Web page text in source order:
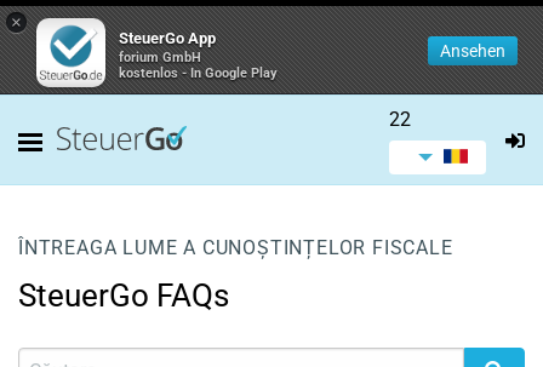
×
SteuerGo App
forium GmbH
kostenlos - In Google Play
Ansehen
22
ÎNTREAGA LUME A CUNOȘTINȚELOR FISCALE
SteuerGo FAQs